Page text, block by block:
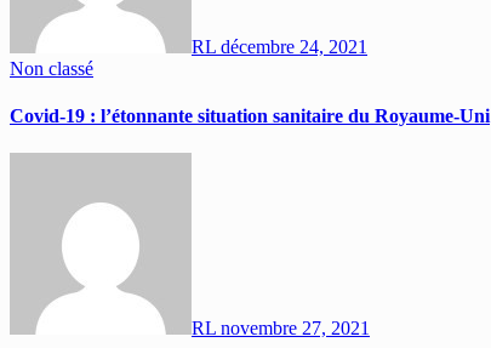
RL décembre 24, 2021
Non classé
Covid-19 : l’étonnante situation sanitaire du Royaume-Uni
RL novembre 27, 2021